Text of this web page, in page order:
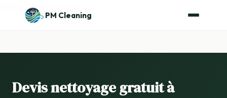
Aller au contenu principal
PM Cleaning
Devis nettoyage gratuit à